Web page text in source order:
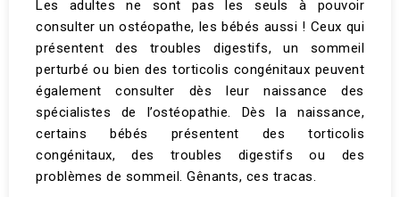
Les adultes ne sont pas les seuls à pouvoir
consulter un ostéopathe, les bébés aussi ! Ceux qui
présentent des troubles digestifs, un sommeil
perturbé ou bien des torticolis congénitaux peuvent
également consulter dès leur naissance des
spécialistes de l’ostéopathie. Dès la naissance,
certains bébés présentent des torticolis
congénitaux, des troubles digestifs ou des
problèmes de sommeil. Gênants, ces tracas.